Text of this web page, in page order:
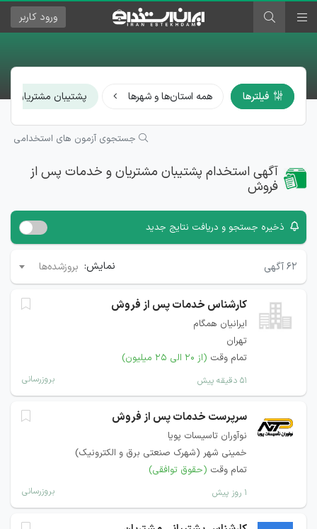
ورود کاربر
فیلترها همه استان‌ها و شهرها پشتیبان مشتریان
جستجوی آزمون های استخدامی
آگهی استخدام پشتیبان مشتریان و خدمات پس از
فروش
ذخیره جستجو و دریافت نتایج جدید
۶۲آگهی نمایش: بروزشده‌ها
کارشناس خدمات پس از فروش
ایرانیان همگام
تهران
تمام وقت (از ۲۰ الی ۲۵ میلیون)
۵۱ دقیقه پیش بروزرسانی
سرپرست خدمات پس از فروش
نوآوران تاسیسات پویا
خمینی شهر (شهرک صنعتی برق و الکترونیک)
تمام وقت (حقوق توافقی)
۱ روز پیش بروزرسانی